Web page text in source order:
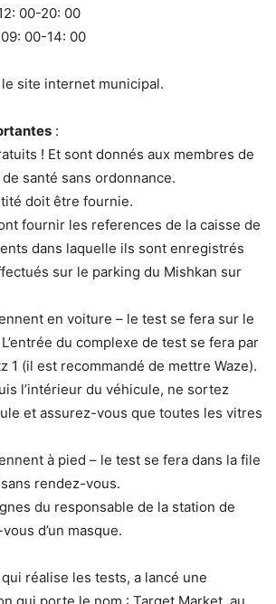
00-20: 00
09: 00-14: 00
site internet municipal.
:
! Et sont donnés aux membres de
santé sans ordonnance.
doit être fournie.
fournir les references de la caisse de
dans laquelle ils sont enregistrés
sur le parking du Mishkan sur
en voiture – le test se fera sur le
du complexe de test se fera par
1 (il est recommandé de mettre Waze).
l’intérieur du véhicule, ne sortez
et assurez-vous que toutes les vitres
à pied – le test se fera dans la file
rendez-vous.
du responsable de la station de
d’un masque.
réalise les tests, a lancé une